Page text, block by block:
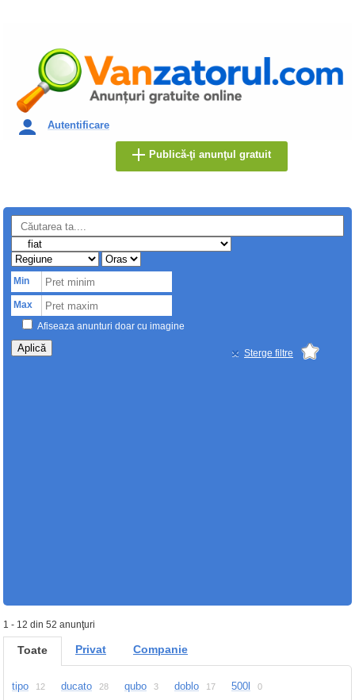
Autentificare
Publică-ţi anunţul gratuit
Min
Max
Afiseaza anunturi doar cu imagine
Aplică Sterge filtre
1 - 12 din 52 anunţuri
Toate Privat Companie
tipo 12 ducato 28 qubo 3 doblo 17 500l 0